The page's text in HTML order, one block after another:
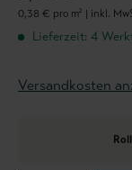
0,38 € pro m² | inkl.
Lieferzeit: 4
Versandkosten